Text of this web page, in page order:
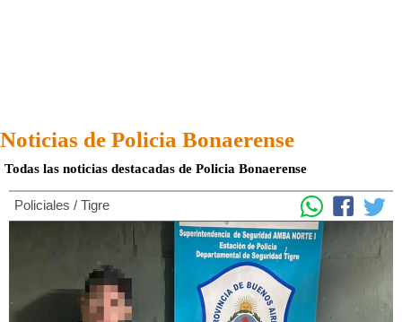
Noticias de Policia Bonaerense
Todas las noticias destacadas de Policia Bonaerense
Policiales / Tigre